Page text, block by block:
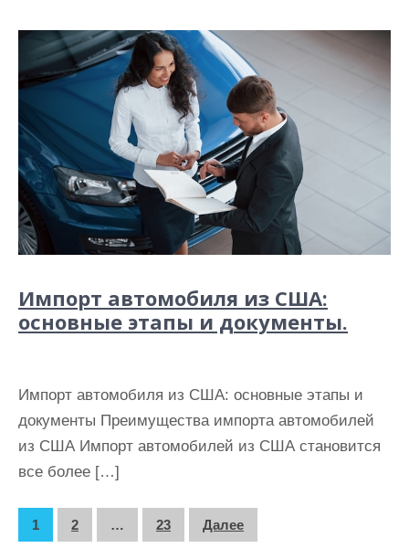
Импорт автомобиля из США:
основные этапы и документы.
Импорт автомобиля из США: основные этапы и
документы Преимущества импорта автомобилей
из США Импорт автомобилей из США становится
все более […]
П
1 2 … 23 Далее